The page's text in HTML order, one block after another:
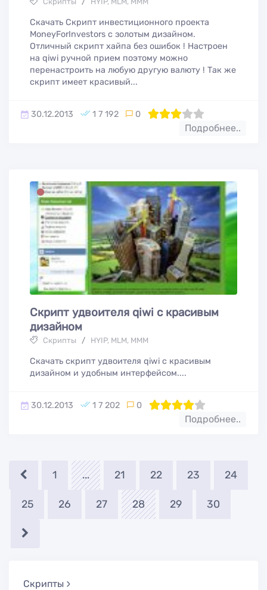
Скачать Скрипт инвестиционного проекта
МoneyForInvestors с золотым дизайном.
Отличный скрипт хайпа без ошибок ! Настроен
на qiwi ручной прием поэтому можно
перенастроить на любую другую валюту ! Так же
скрипт имеет красивый...
30.12.2013 1 7 192 0 60
1 2 3 4 5
Подробнее..
Скрипт удвоителя qiwi с красивым
дизайном
Скрипты / HYIP, MLM, МММ
Скачать скрипт удвоителя qiwi с красивым
дизайном и удобным интерфейсом....
30.12.2013 1 7 202 0 80
1 2 3 4 5
Подробнее..
1 ... 21 22 23 24
25 26 27 28 29 30
Скрипты